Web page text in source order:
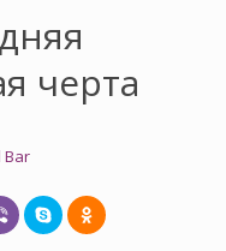
черта
Bar